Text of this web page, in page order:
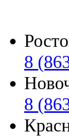
8
8